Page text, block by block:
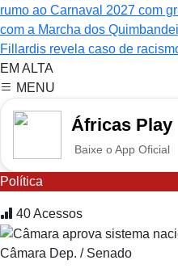
rumo ao Carnaval 2027 com
com a Marcha dos
Fillardis revela caso de
EM ALTA
MENU
Áfricas Play
Baixe o App Oficial
Política
40Acessos
Câmara Dep. / Senado